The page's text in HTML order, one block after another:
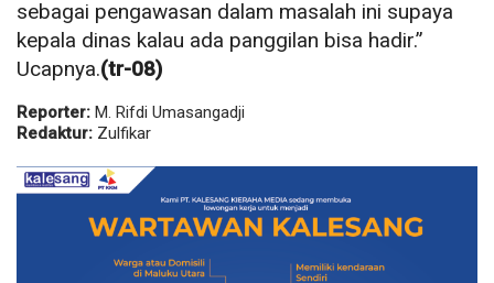
sebagai pengawasan dalam masalah ini supaya
kepala dinas kalau ada panggilan bisa hadir.”
Ucapnya.(tr-08)
Reporter: M. Rifdi Umasangadji
Redaktur: Zulfikar